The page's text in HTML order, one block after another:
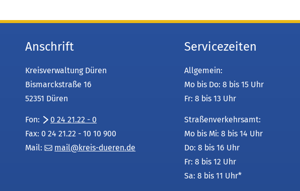
Anschrift
Kreisverwaltung Düren
Bismarckstraße 16
52351 Düren
Fon:
0 24 21.22 - 0
Fax: 0 24 21.22 - 10 10 900
Mail:
mail kreis-dueren de
Servicezeiten
Allgemein:
Mo bis Do: 8 bis 15 Uhr
Fr: 8 bis 13 Uhr
Straßenverkehrsamt:
Mo bis Mi: 8 bis 14 Uhr
Do: 8 bis 16 Uhr
Fr: 8 bis 12 Uhr
Sa: 8 bis 11 Uhr*